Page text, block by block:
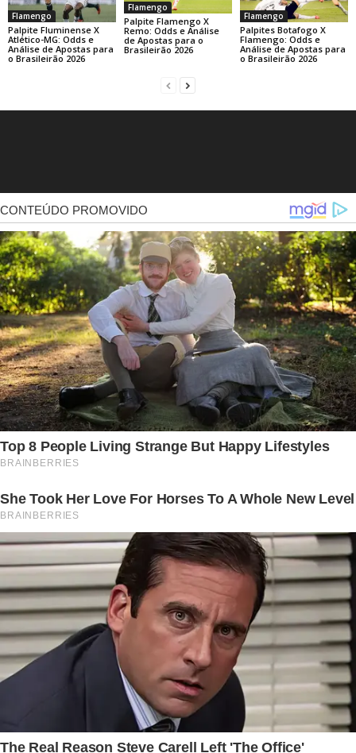
Flamengo
Palpite Fluminense X
Atlético-MG: Odds e
Análise de Apostas para
o Brasileirão 2026
Flamengo
Palpite Flamengo X
Remo: Odds e Análise
de Apostas para o
Brasileirão 2026
Flamengo
Palpites Botafogo X
Flamengo: Odds e
Análise de Apostas para
o Brasileirão 2026